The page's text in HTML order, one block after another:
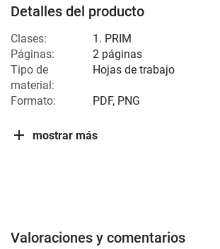
Detalles del producto
Clases:
1. PRIM
Páginas:
2 páginas
Tipo de
material:
Hojas de trabajo
Formato: PDF, PNG
mostrar más
Valoraciones y comentarios